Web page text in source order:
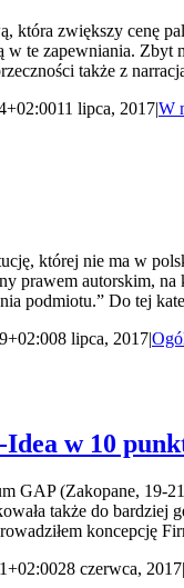
która zwiększy cenę
te zapewniania. Zbyt
także z
11 lipca, 2017|W
której nie ma w
prawem autorskim,
podmiotu.” Do tej
8 lipca, 2017|
w 10
GAP (Zakopane, 19-
także do bardziej
28 czerwca, 2017|